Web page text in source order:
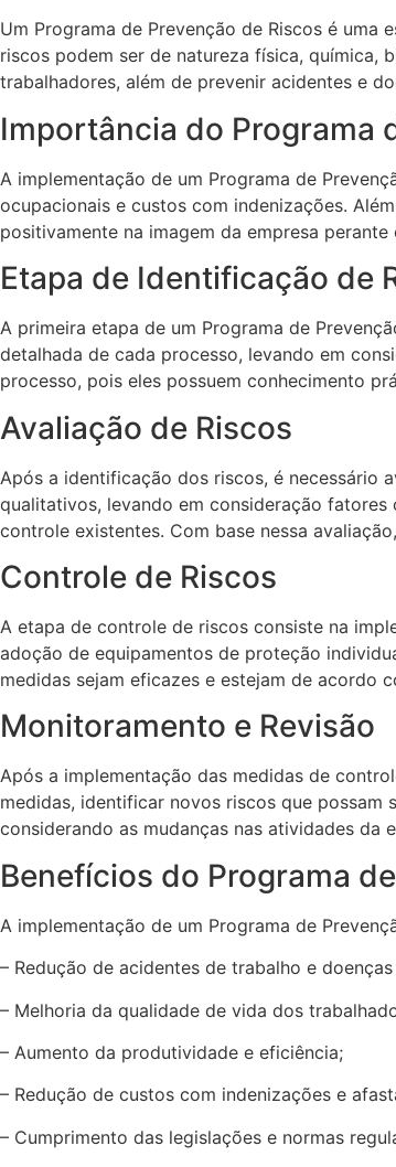
Um Programa de Prevenção de Riscos é
riscos podem ser de natureza física, química,
trabalhadores, além de prevenir acidentes e
Importância do Programa
A implementação de um Programa de
ocupacionais e custos com indenizações.
positivamente na imagem da empresa
Etapa de Identificação de
A primeira etapa de um Programa de
detalhada de cada processo, levando em
processo, pois eles possuem conhecimento
Avaliação de Riscos
Após a identificação dos riscos, é necessário
qualitativos, levando em consideração
controle existentes. Com base nessa
Controle de Riscos
A etapa de controle de riscos consiste na
adoção de equipamentos de proteção
medidas sejam eficazes e estejam de acordo
Monitoramento e Revisão
Após a implementação das medidas de
medidas, identificar novos riscos que possam
considerando as mudanças nas atividades da
Benefícios do Programa
A implementação de um Programa de
– Redução de acidentes de trabalho e
– Melhoria da qualidade de vida dos
– Aumento da produtividade e eficiência;
– Redução de custos com indenizações e
– Cumprimento das legislações e normas